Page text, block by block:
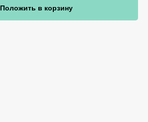
Положить в корзину